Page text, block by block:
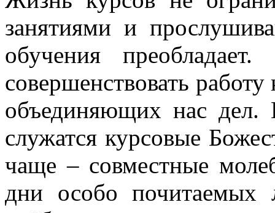
занятиями и
обучения
совершенствовать
объединяющих нас дел.
служатся курсовые
чаще – совместные
дни особо